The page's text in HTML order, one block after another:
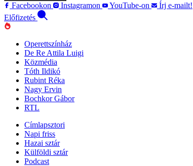
Facebookon Instagramon YouTube-on
Írj e-mailt!
Előfizetés
Operettszínház
De Re Attila Luigi
Közmédia
Tóth Ildikó
Rubint Réka
Nagy Ervin
Bochkor Gábor
RTL
Címlapsztori
Napi friss
Hazai sztár
Külföldi sztár
Podcast